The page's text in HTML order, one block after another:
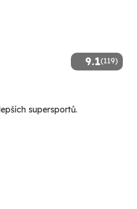
9.1(119)
supersportů.